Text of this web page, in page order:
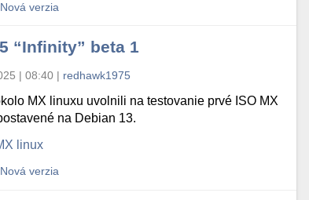
Nová verzia
“Infinity” beta 1
| 08:40 | redhawk1975
MX linuxu uvolnili na testovanie prvé ISO MX
na Debian 13.
linux
Nová verzia